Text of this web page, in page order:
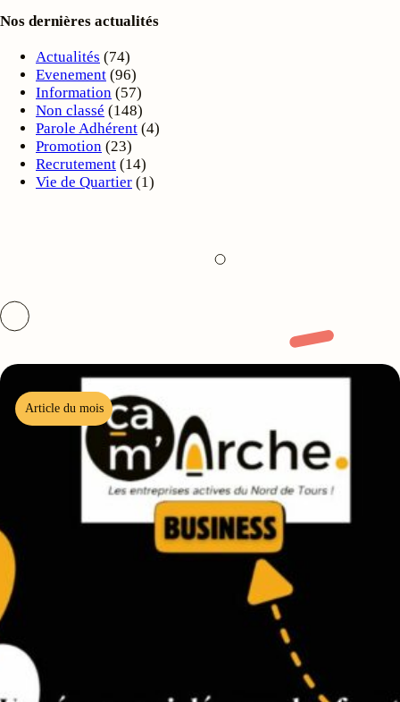
Nos dernières actualités
Actualités (74)
Evenement (96)
Information (57)
Non classé (148)
Parole Adhérent (4)
Promotion (23)
Recrutement (14)
Vie de Quartier (1)
Article du mois